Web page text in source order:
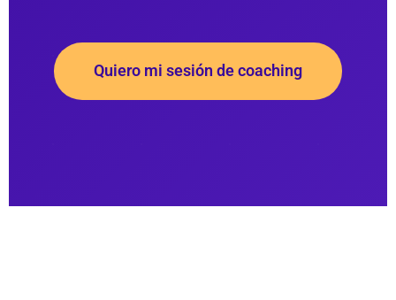
Quiero mi sesión de coaching